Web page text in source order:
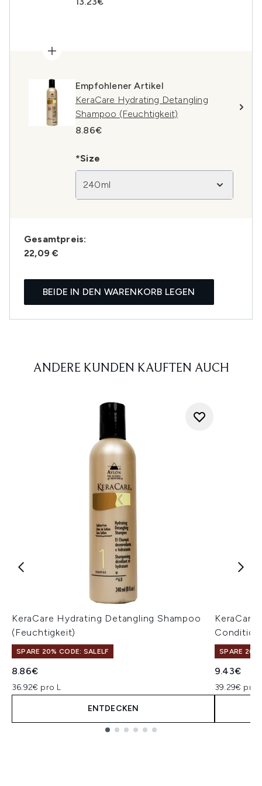
Empfohlener Artikel
KeraCare Hydrating Detangling
Shampoo (Feuchtigkeit)
8.86€
*Size
240ml
Gesamtpreis:
22,09 €
BEIDE IN DEN WARENKORB LEGEN
ANDERE KUNDEN KAUFTEN AUCH
KeraCare Hydrating Detangling Shampoo
(Feuchtigkeit)
SPARE 20% CODE: SALELF
8.86€
36.92€ pro L
ENTDECKEN
KeraCare
SPARE 20%
9.43€
39.29€ pro